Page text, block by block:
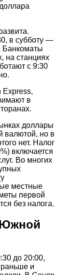
в субботу —
Банкоматы
на станциях
с 9:30
Express,
в
доллары
валютой, но в
нет. Налог
включается
Во многих
местные
первой
без налога.
до 20:00,
и